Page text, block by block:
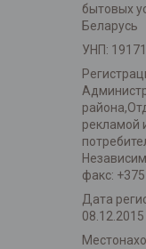
бытовых
Беларусь
УНП:
рекламой
факс:
Дата
08.12.2015